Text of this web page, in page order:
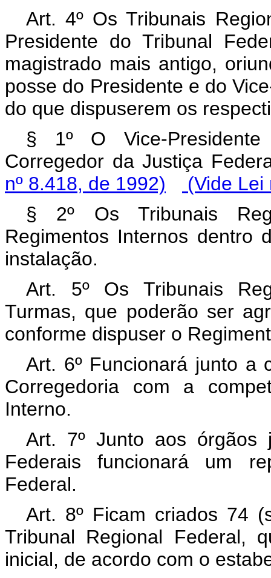
Art. 4º Os Tribunais
Presidente do Tribunal
magistrado mais antigo,
posse do Presidente e do
do que dispuserem os
§ 1º O Vice-
Corregedor da Justiça
nº 8.418, de 1992)
(Vide Lei
§ 2º Os Tribunais
Regimentos Internos dentro
instalação.
Art. 5º Os Tribunais
Turmas, que poderão ser
conforme dispuser o
Art. 6º Funcionará junto a
Corregedoria com a
Interno.
Art. 7º Junto aos órgãos
Federais funcionará um
Federal.
Art. 8º Ficam criados 74
Tribunal Regional Federal,
inicial, de acordo com o